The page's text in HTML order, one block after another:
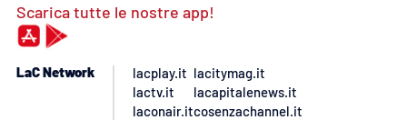
Scarica tutte le nostre app!
LaC Network
lacplay.it
lactv.it
laconair.it
lacitymag.it
lacapitalenews.it
cosenzachannel.it